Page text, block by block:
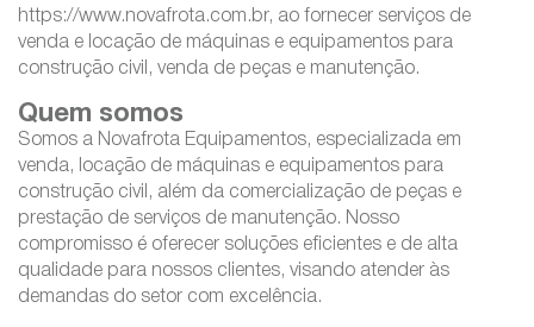
https://www.novafrota.com.br, ao fornecer serviços de
venda e locação de máquinas e equipamentos para
construção civil, venda de peças e manutenção.
Quem somos
Somos a Novafrota Equipamentos, especializada em
venda, locação de máquinas e equipamentos para
construção civil, além da comercialização de peças e
prestação de serviços de manutenção. Nosso
compromisso é oferecer soluções eficientes e de alta
qualidade para nossos clientes, visando atender às
demandas do setor com excelência.